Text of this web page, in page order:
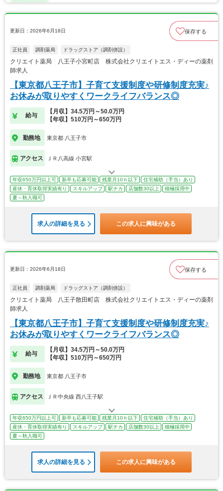
更新日：2026年6月18日 保存する
正社員 調剤薬局 ドラッグストア（調剤併設）
クリエイト薬局 八王子小宮町店 株式会社クリエイトエス・ディーの薬剤
師求人
【東京都八王子市】子育て支援制度や研修制度充実♪
お休みが取りやすくワークライフバランス◎
給与
【月収】34.5万円～50.0万円
【年収】510万円～650万円
勤務地 東京都 八王子市
アクセス ＪＲ八高線 小宮駅
年収650万円以上可 新卒も応募可能 残業月10ｈ以下
住宅補助（手当）あり
産休・育休取得実績有り
スキルアップ 駅チカ 店舗数30以上
積極採用中
夏～秋入職可
求人の詳細を見る この求人に興味がある
更新日：2026年6月18日 保存する
正社員 調剤薬局 ドラッグストア（調剤併設）
クリエイト薬局 八王子散田町店 株式会社クリエイトエス・ディーの薬剤
師求人
【東京都八王子市】子育て支援制度や研修制度充実♪
お休みが取りやすくワークライフバランス◎
給与
【月収】34.5万円～50.0万円
【年収】510万円～650万円
勤務地 東京都 八王子市
アクセス ＪＲ中央線 西八王子駅
年収650万円以上可 新卒も応募可能 残業月10ｈ以下
住宅補助（手当）あり
産休・育休取得実績有り
スキルアップ 駅チカ 店舗数30以上
積極採用中
夏～秋入職可
求人の詳細を見る この求人に興味がある